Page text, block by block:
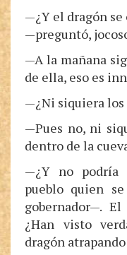
—¿Y el dragón se
—preguntó,
—A la mañana
de ella, eso es
—¿Ni siquiera los
—Pues no, ni
dentro de la
—¿Y no podría
pueblo quien
gobernador—.
¿Han visto
dragón